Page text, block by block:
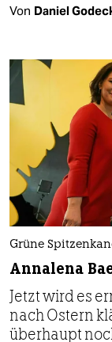
Von Daniel
Grüne
Annalena
Jetzt wird es
nach Ostern
überhaupt